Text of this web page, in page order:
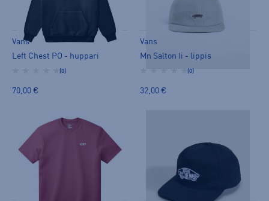
Vans
Left Chest PO - huppari
(0)
70,00 €
Vans
Mn Salton Ii - lippis
(0)
32,00 €